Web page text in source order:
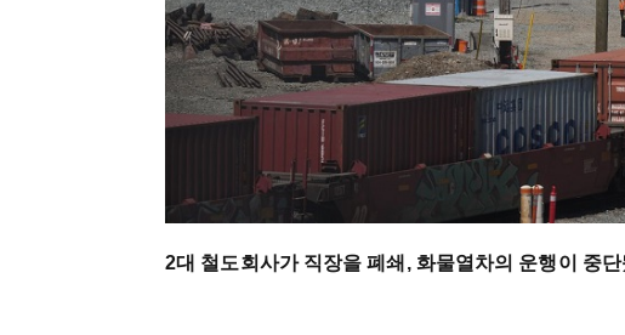
2대 철도회사가 직장을 폐쇄, 화물열차의 운행이 중